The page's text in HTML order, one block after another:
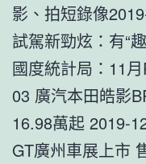
影、拍短錄像
試駕新勁炫：有“
國度統計局：11
03 廣汽本田皓影
16.98萬起 2019-
GT廣州車展上市